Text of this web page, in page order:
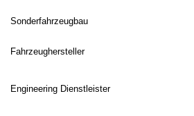
Sonderfahrzeugbau
Fahrzeughersteller
Engineering Dienstleister